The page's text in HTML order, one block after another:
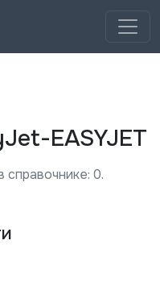
EASYJET
справочнике: 0.